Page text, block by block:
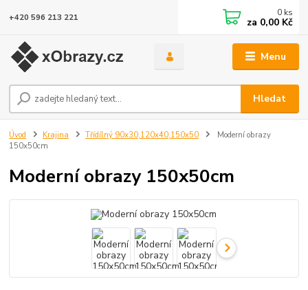
Menu
Hledat
+420 596 213 221 0 ks
za 0,00 Kč
Úvod Krajina Třídílný 90x30,120x40,150x50
Moderní obrazy
150x50cm
Moderní obrazy 150x50cm